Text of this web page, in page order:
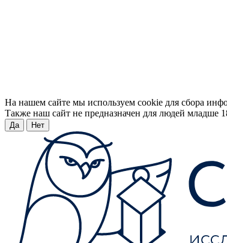
На нашем сайте мы используем cookie для сбора
Также наш сайт не предназначен для людей младше
Да Нет